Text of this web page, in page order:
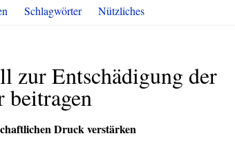
Schlagwörter Nützliches
zur Entschädigung der
beitragen
Druck verstärken